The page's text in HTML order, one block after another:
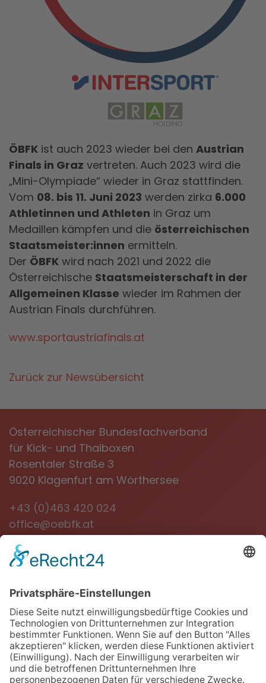
ÖBFK ist auch 2023 wieder bei den Austrian
Finals in Graz vertreten. Auch 2023 wird die
„Mini-Olympiade“ wieder in Graz stattfinden.
Vom 08. bis 11. Juni 2023 werden zirka 6.000
Athletinnen und Athleten in Graz um
Medaillen kämpfen und die österreichischen
Staatsmeister:innen ermitteln.
Der ÖBFK wird nach 2021 und 2022 die
Österreichische Staatsmeisterschaft in der
Allgemeinen Klasse wieder im Rahmen der
Austrian Finals durchführen.
www.sportaustriafinals.at
Zurück zur Newsübersicht
Österreichischer Bundesfachverband
für Kick- und Thaiboxen
Rosentaler Straße 3
9020 Klagenfurt am Wörthersee
+43 (0)463 420 024
office@oebfk.at
NEWSLETTER